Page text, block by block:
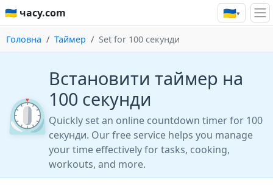
🇺🇦 часу.com 🇺🇦▾
Головна Таймер Set for 100 секунди
⏲️
Встановити таймер на
100 секунди
Quickly set an online countdown timer for 100
секунди. Our free service helps you manage
your time effectively for tasks, cooking,
workouts, and more.